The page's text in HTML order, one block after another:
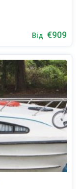
Від €909